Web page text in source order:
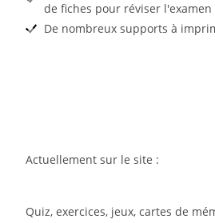
de fiches pour réviser l'examen
De nombreux supports à
Actuellement sur le site :
Quiz, exercices, jeux, cartes de